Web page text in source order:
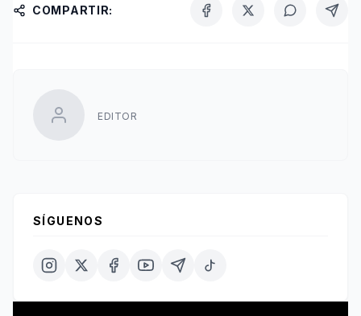
COMPARTIR:
EDITOR
SÍGUENOS